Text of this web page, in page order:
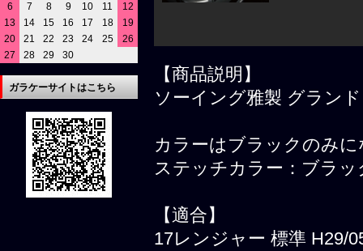
【商品説明】
ソーイング雅製 グラン
カラーはブラックのみ
ステッチカラー：ブラッ
【適合】
17レンジャー 標準 H29/
6
7 8 9 10 11
12
13
14 15 16 17 18
19
20
21 22 23 24 25
26
27
28 29 30
ガラケーサイトはこちら